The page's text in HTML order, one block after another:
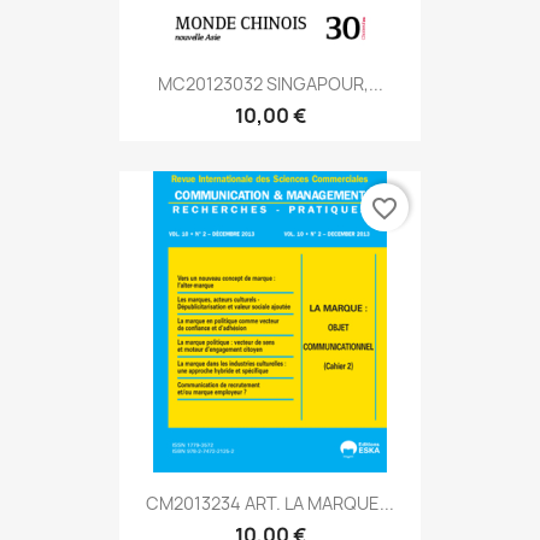
MC20123032 SINGAPOUR,...
10,00 €
CM2013234 ART. LA MARQUE...
favorite_border